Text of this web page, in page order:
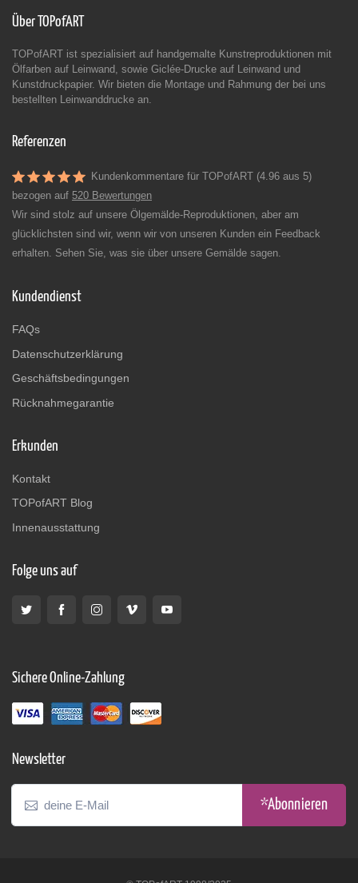
Über TOPofART
TOPofART ist spezialisiert auf handgemalte Kunstreproduktionen mit
Ölfarben auf Leinwand, sowie Giclée-Drucke auf Leinwand und
Kunstdruckpapier. Wir bieten die Montage und Rahmung der bei uns
bestellten Leinwanddrucke an.
Referenzen
Kundenkommentare für TOPofART (4.96 aus 5)
bezogen auf 520 Bewertungen
Wir sind stolz auf unsere Ölgemälde-Reproduktionen, aber am
glücklichsten sind wir, wenn wir von unseren Kunden ein Feedback
erhalten. Sehen Sie, was sie über unsere Gemälde sagen.
Kundendienst
FAQs
Datenschutzerklärung
Geschäftsbedingungen
Rücknahmegarantie
Erkunden
Kontakt
TOPofART Blog
Innenausstattung
Folge uns auf
Sichere Online-Zahlung
Newsletter
*Abonnieren